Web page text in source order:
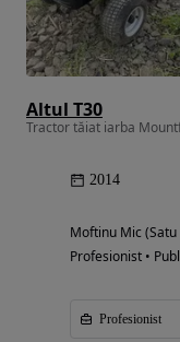
Altul T30
Tractor tăiat iarba
2014
Moftinu Mic
Profesionist •
Profesionist